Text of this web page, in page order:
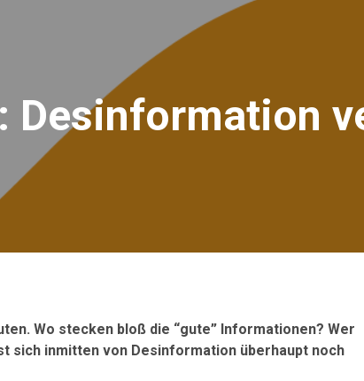
Desinformation
Wo stecken bloß die “gute” Informationen? Wer
sich inmitten von Desinformation überhaupt noch